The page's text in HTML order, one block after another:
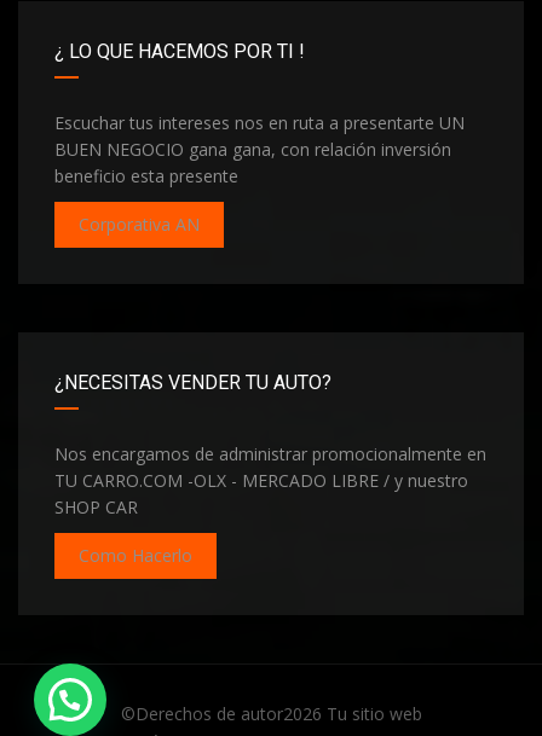
¿ LO QUE HACEMOS POR TI !
Escuchar tus intereses nos en ruta a presentarte UN
BUEN NEGOCIO gana gana, con relación inversión
beneficio esta presente
Corporativa AN
¿NECESITAS VENDER TU AUTO?
Nos encargamos de administrar promocionalmente en
TU CARRO.COM -OLX - MERCADO LIBRE / y nuestro
SHOP CAR
Como Hacerlo
©Derechos de autor2026 Tu sitio web